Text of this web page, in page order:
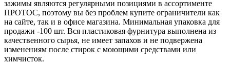
зажимы являются регулярными позициями в ассортименте
ПРОТОС, поэтому вы без проблем купите ограничители как
на сайте, так и в офисе магазина. Минимальная упаковка для
продажи -100 шт. Вся пластиковая фурнитура выполнена из
качественного сырья, не имеет запахов и не подвержена
изменениям после стирок с моющими средствами или
химчисток.